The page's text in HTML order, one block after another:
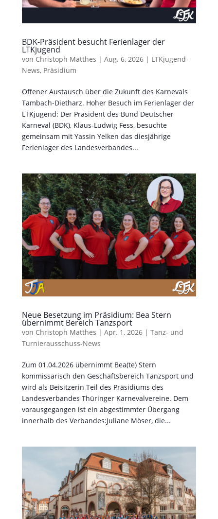
BDK-Präsident besucht Ferienlager der
LTKjugend
von Christoph Matthes | Aug. 6, 2026| LTKjugend-
News, Präsidium
Offener Austausch über die Zukunft des Karnevals
Tambach-Dietharz. Hoher Besuch im Ferienlager der
LTKjugend: Der Präsident des Bund Deutscher
Karneval (BDK), Klaus-Ludwig Fess, besuchte
gemeinsam mit Yassin Yelken das diesjährige
Ferienlager des Landesverbandes...
Neue Besetzung im Präsidium: Bea Stern
übernimmt Bereich Tanzsport
von Christoph Matthes | Apr. 1, 2026| Tanz- und
Turnierausschuss-News
Zum 01.04.2026 übernimmt Bea(te) Stern
kommissarisch den Geschäftsbereich Tanzsport und
wird als Beisitzerin Teil des Präsidiums des
Landesverbandes Thüringer Karnevalvereine. Dem
vorausgegangen ist ein abgestimmter Übergang
innerhalb des Verbandes:Juliane Möser, die...